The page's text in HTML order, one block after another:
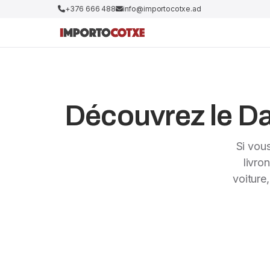
+376 666 488 info@importocotxe.ad
Découvrez le
Si